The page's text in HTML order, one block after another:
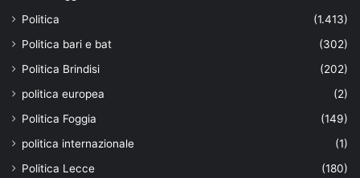
Politica
(1.413)
Politica bari e bat
(302)
Politica Brindisi
(202)
politica europea
(2)
Politica Foggia
(149)
politica internazionale
(1)
Politica Lecce
(180)